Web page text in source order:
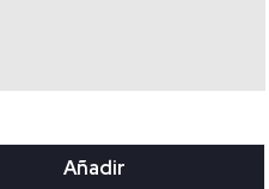
Añadir